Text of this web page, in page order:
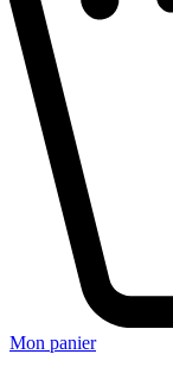
Mon panier